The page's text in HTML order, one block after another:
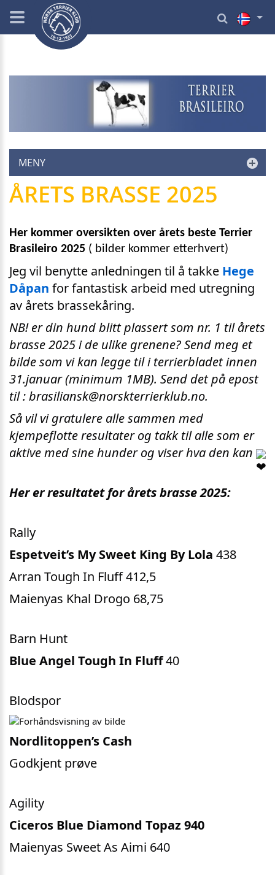
MENY
ÅRETS BRASSE 2025
Her kommer oversikten over årets beste Terrier
Brasileiro 2025 ( bilder kommer etterhvert)
Jeg vil benytte anledningen til å takke Hege
Dåpan for fantastisk arbeid med utregning
av årets brassekåring.
NB! er din hund blitt plassert som nr. 1 til årets
brasse 2025 i de ulike grenene? Send meg et
bilde som vi kan legge til i terrierbladet innen
31.januar (minimum 1MB). Send det på epost
til : brasiliansk@norskterrierklub.no.
Så vil vi gratulere alle sammen med
kjempeflotte resultater og takk til alle som er
aktive med sine hunder og viser hva den kan
Her er resultatet for årets brasse 2025:
Rally
Espetveit’s My Sweet King By Lola 438
Arran Tough In Fluff 412,5
Maienyas Khal Drogo 68,75
Barn Hunt
Blue Angel Tough In Fluff40
Blodspor
Nordlitoppen’s Cash
Godkjent prøve
Agility
Ciceros Blue Diamond Topaz 940
Maienyas Sweet As Aimi 640